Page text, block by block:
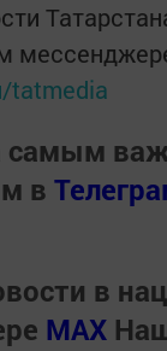
tatmedia
самым
в
в
MАХ